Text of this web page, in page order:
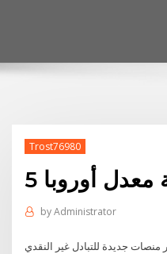
Trost76980
معدل أوروبا
byAdministrator
جديدة للتبادل غير النقدي